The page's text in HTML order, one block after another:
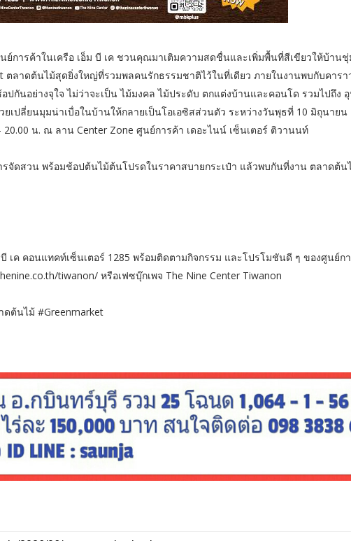
ย์การค้าในเครือ เอ็ม บี เค ชวนคุณมาเติมความสดชื่นและเพิ่มพื้นที่สีเขียวให้บ้าน
ตลาดต้นไม้สุดยิ่งใหญ่ที่รวมพลคนรักธรรมชาติไว้ในที่เดียว ภายในงานพบกับคาร
กันอย่างจุใจ ไม่ว่าจะเป็น ไม้มงคล ไม้ประดับ ตกแต่งบ้านและคอนโด รวมไปถึง
เปลี่ยนมุมน่าเบื่อในบ้านให้กลายเป็นโอเอซิสส่วนตัว ระหว่างวันพุธที่ 10 มิถุนาย
20.00 น. ณ ลาน Center Zone ศูนย์การค้า เดอะไนน์ เซ็นเตอร์ ติวานนท์
รจัดสวน พร้อมช้อปต้นไม้ต้นโปรดในราคาสบายกระเป๋า แล้วพบกันที่งาน ตลาดต้น
เค คอนแทคท์เซ็นเตอร์ 1285 พร้อมติดตามกิจกรรม และโปรโมชันดี ๆ ของศูนย์ก
tiwanon/ หรือเฟซบุ๊กเพจ The Nine Center Tiwanon
ต้นไม้ #Greenmarket